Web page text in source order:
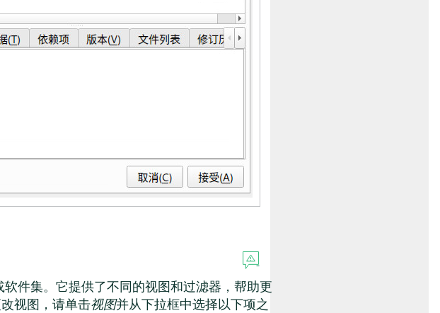
件集。它提供了不同的视图和过滤器，帮助更
视图，请单击视图并从下拉框中选择以下项之